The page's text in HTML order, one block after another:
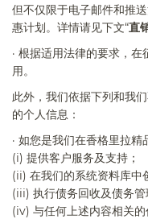
但不仅限于电子邮件和推
惠计划。详情请见下文“直
· 根据适用法律的要求，在
用。
此外，我们依据下列和我
的个人信息：
· 如您是我们在香格里拉精
(i) 提供客户服务及支持；
(ii) 在我们的系统资料库中
(iii) 执行债务回收及债务管
(iv) 与任何上述内容相关的